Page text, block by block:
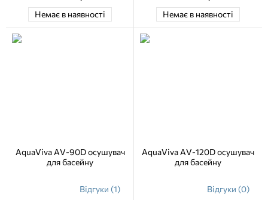
Немає в наявності Немає в наявності
AquaViva AV-90D осушувач
для басейну
Відгуки (1)
AquaViva AV-120D осушувач
для басейну
Відгуки (0)